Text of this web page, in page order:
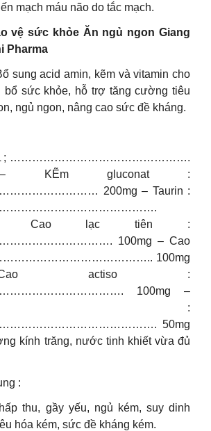
mạch máu não do tắc mạch.
vệ sức khỏe Ăn ngủ ngon Giang
Pharma
sung acid amin, kẽm và vitamin cho
bổ sức khỏe, hỗ trợ tăng cường tiêu
ngủ ngon, nâng cao sức đề kháng.
; ………………………………………….
– KẼm gluconat :
200mg – Taurin :
– Cao lạc tiên :
100mg – Cao
100mg
actiso :
100mg –
:
50mg
kính trăng, nước tinh khiết vừa đủ
:
thu, gầy yếu, ngủ kém, suy dinh
hóa kém, sức đề kháng kém.